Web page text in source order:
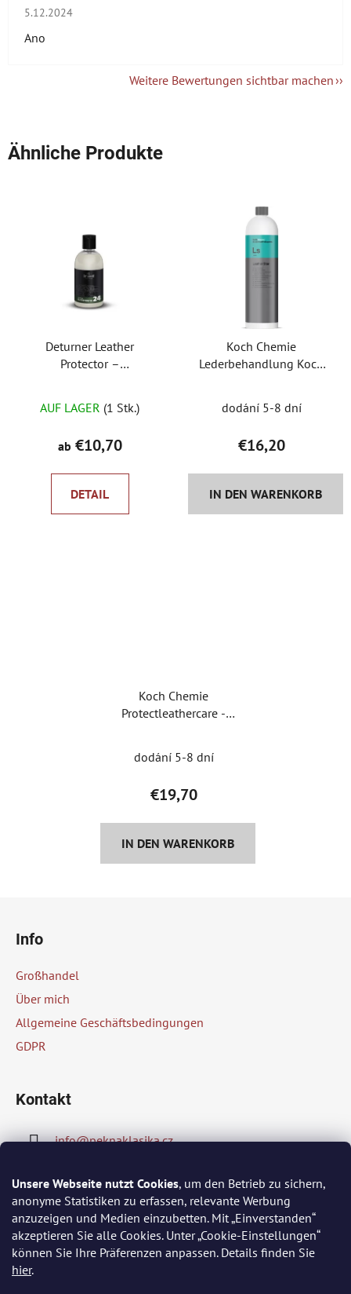
Unsere Webseite nutzt Cookies, um den Betrieb zu sichern,
anonyme Statistiken zu erfassen, relevante Werbung
anzuzeigen und Medien einzubetten. Mit „Einverstanden“
akzeptieren Sie alle Cookies. Unter „Cookie-Einstellungen“
können Sie Ihre Präferenzen anpassen. Details finden Sie
hier.
Die Shop-Bewertung beträgt 5 von 5 Sternen.
5.12.2024
Ano
Weitere Bewertungen sichtbar machen
Ähnliche Produkte
Deturner Leather
Protector –
AUF LAGER (1 Stk.)
ab €10,70
DETAIL
Koch Chemie
Lederbehandlung Koch
dodání 5-8 dní
€16,20
IN DEN WARENKORB
Koch Chemie
Protectleathercare -
dodání 5-8 dní
€19,70
IN DEN WARENKORB
Info
Großhandel
Über mich
Allgemeine Geschäftsbedingungen
GDPR
Kontakt
info@peknaklasika.cz
778002430
Wir akzeptieren online-Zahlungen